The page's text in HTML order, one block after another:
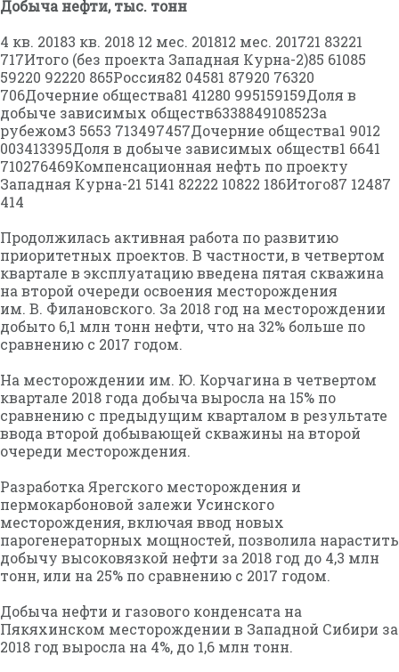
Добыча нефти, тыс. тонн
4 кв. 20183 кв. 2018 12 мес. 201812 мес. 201721 83221
717Итого (без проекта Западная Курна-2)85 61085
59220 92220 865Россия82 04581 87920 76320
706Дочерние общества81 41280 995159159Доля в
добыче зависимых обществ633884910852За
рубежом3 5653 713497457Дочерние общества1 9012
003413395Доля в добыче зависимых обществ1 6641
710276469Компенсационная нефть по проекту
Западная Курна-21 5141 82222 10822 186Итого87 12487
414
Продолжилась активная работа по развитию
приоритетных проектов. В частности, в четвертом
квартале в эксплуатацию введена пятая скважина
на второй очереди освоения месторождения
им. В. Филановского. За 2018 год на месторождении
добыто 6,1 млн тонн нефти, что на 32% больше по
сравнению с 2017 годом.
На месторождении им. Ю. Корчагина в четвертом
квартале 2018 года добыча выросла на 15% по
сравнению с предыдущим кварталом в результате
ввода второй добывающей скважины на второй
очереди месторождения.
Разработка Ярегского месторождения и
пермокарбоновой залежи Усинского
месторождения, включая ввод новых
парогенераторных мощностей, позволила нарастить
добычу высоковязкой нефти за 2018 год до 4,3 млн
тонн, или на 25% по сравнению с 2017 годом.
Добыча нефти и газового конденсата на
Пякяхинском месторождении в Западной Сибири за
2018 год выросла на 4%, до 1,6 млн тонн.